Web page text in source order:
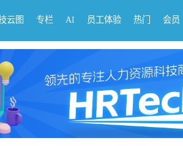
云图 专栏 AI 员工体验 热门 会员